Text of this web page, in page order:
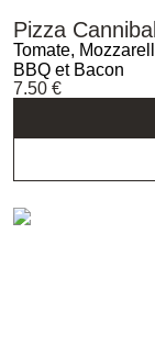
Pizza
Tomate,
BBQ et Bacon
7.50 €